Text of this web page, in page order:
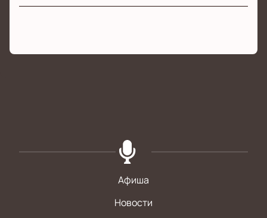
Афиша
Новости